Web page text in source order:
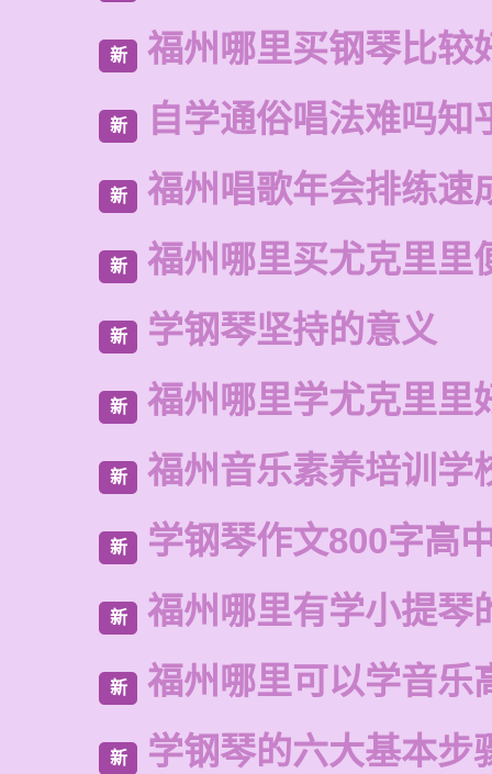
新 福州哪里买钢琴比较
新 自学通俗唱法难吗知
新 福州唱歌年会排练速
新 福州哪里买尤克里里
新 学钢琴坚持的意义
新 福州哪里学尤克里里
新 福州音乐素养培训学
新 学钢琴作文800字高
新 福州哪里有学小提琴
新 福州哪里可以学音乐
新 学钢琴的六大基本步